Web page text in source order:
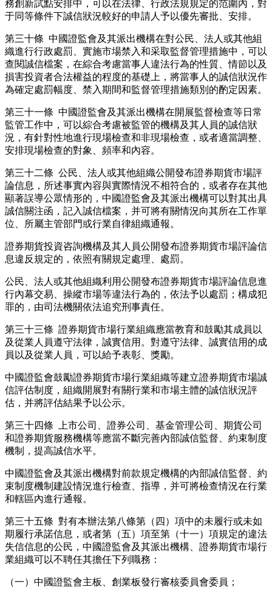
務創新試點安排中，可以在法律、行政法規規定的范圍內，對
于同等條件下誠信狀況較好的申請人予以優先審批、安排。
第三十條 中國證監會及其派出機構在對公民、法人或其他組
織進行行政處罰、實施市場禁入和采取監督管理措施中，可以
查閱誠信檔案，在綜合考慮當事人違法行為的性質、情節以及
損害投資者合法權益的程度的基礎上，將當事人的誠信狀況作
為確定處罰幅度、禁入期間和監督管理措施類別的酌定因素。
第三十一條 中國證監會及其派出機構在開展監督檢查等日常
監管工作中，可以綜合考慮被監管的機構及其人員的誠信狀
況，有針對性地進行現場檢查和非現場檢查，或者適當調整、
安排現場檢查的對象、頻率和內容。
第三十二條 公民、法人或其他組織公開發布證券期貨市場評
論信息，所述事實內容與實際情況不相符合的，或者存在其他
顯著誤導公眾情形的，中國證監會及其派出機構可以對其出具
誠信關注函，記入誠信檔案，并可將有關情況向其所在工作單
位、所屬主管部門或行業自律組織通報。
證券期貨投資咨詢機構及其人員公開發布證券期貨市場評論信
息違反規定的，依照有關規定處理、處罰。
公民、法人或其他組織利用公開發布證券期貨市場評論信息進
行內幕交易、操縱市場等違法行為的，依法予以處罰；構成犯
罪的，由司法機關依法追究刑事責任。
第三十三條 證券期貨市場行業組織應當教育和鼓勵其成員以
及從業人員遵守法律，誠實信用。對遵守法律、誠實信用的成
員以及從業人員，可以給予表彰、獎勵。
中國證監會鼓勵證券期貨市場行業組織等建立證券期貨市場誠
信評估制度，組織開展對有關行業和市場主體的誠信狀況評
估，并將評估結果予以公示。
第三十四條 上市公司、證券公司、基金管理公司、期貨公司
和證券期貨服務機構等應當不斷完善內部誠信監督、約束制度
機制，提高誠信水平。
中國證監會及其派出機構對前款規定機構的內部誠信監督、約
束制度機制建設情況進行檢查、指導，并可將檢查情況在行業
和轄區內進行通報。
第三十五條 對有本辦法第八條第（四）項中的未履行或未如
期履行承諾信息，或者第（五）項至第（十一）項規定的違法
失信信息的公民，中國證監會及其派出機構、證券期貨市場行
業組織可以不聘任其擔任下列職務：
（一）中國證監會主板、創業板發行審核委員會委員；